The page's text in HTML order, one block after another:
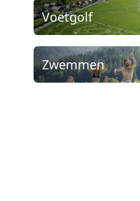
Voetgolf
Zwemmen